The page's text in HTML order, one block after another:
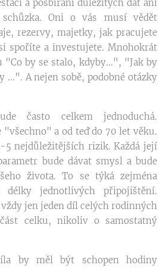
a posbírání důležitých dat ani
schůzka. Oni o vás musí vědět
rezervy, majetky, jak pracujete
spoříte a investujete. Mnohokrát
by se stalo, kdyby...", "Jak by
A nejen sobě, podobné otázky
často celkem jednoduchá.
"všechno" a od teď do 70 let věku.
5 nejdůležitějších rizik. Každá její
bude dávat smysl a bude
života. To se týká zejména
jednotlivých připojištění.
jen jeden díl celých rodinných
celku, nikoliv o samostatný
by měl být schopen hodiny